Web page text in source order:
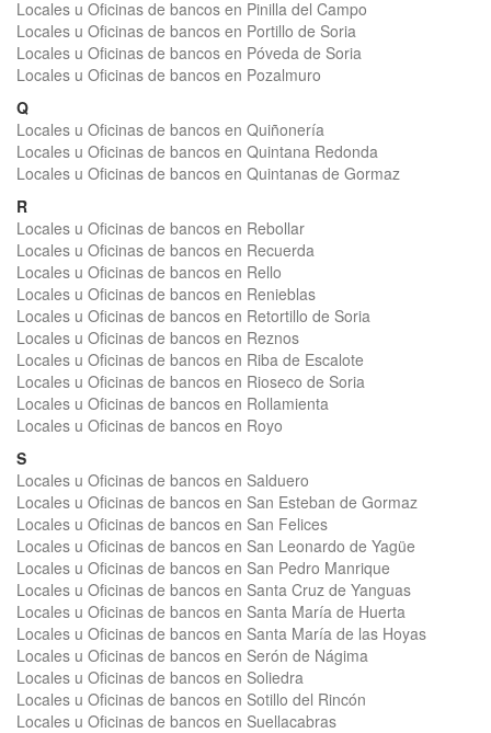
Locales u Oficinas de bancos en Pinilla del Campo
Locales u Oficinas de bancos en Portillo de Soria
Locales u Oficinas de bancos en Póveda de Soria
Locales u Oficinas de bancos en Pozalmuro
Q
Locales u Oficinas de bancos en Quiñonería
Locales u Oficinas de bancos en Quintana Redonda
Locales u Oficinas de bancos en Quintanas de Gormaz
R
Locales u Oficinas de bancos en Rebollar
Locales u Oficinas de bancos en Recuerda
Locales u Oficinas de bancos en Rello
Locales u Oficinas de bancos en Renieblas
Locales u Oficinas de bancos en Retortillo de Soria
Locales u Oficinas de bancos en Reznos
Locales u Oficinas de bancos en Riba de Escalote
Locales u Oficinas de bancos en Rioseco de Soria
Locales u Oficinas de bancos en Rollamienta
Locales u Oficinas de bancos en Royo
S
Locales u Oficinas de bancos en Salduero
Locales u Oficinas de bancos en San Esteban de Gormaz
Locales u Oficinas de bancos en San Felices
Locales u Oficinas de bancos en San Leonardo de Yagüe
Locales u Oficinas de bancos en San Pedro Manrique
Locales u Oficinas de bancos en Santa Cruz de Yanguas
Locales u Oficinas de bancos en Santa María de Huerta
Locales u Oficinas de bancos en Santa María de las Hoyas
Locales u Oficinas de bancos en Serón de Nágima
Locales u Oficinas de bancos en Soliedra
Locales u Oficinas de bancos en Sotillo del Rincón
Locales u Oficinas de bancos en Suellacabras